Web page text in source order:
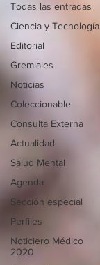
Todas las entradas
Ciencia y Tecnología
Editorial
Gremiales
Noticias
Coleccionable
Consulta Externa
Actualidad
Salud Mental
Agenda
Sección especial
Perfiles
Noticiero Médico
2020